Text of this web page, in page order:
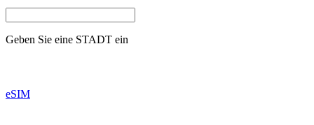
Geben Sie eine STADT ein
eSIM